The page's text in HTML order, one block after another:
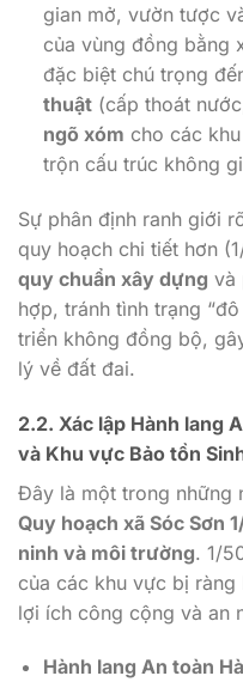
gian mở, vườn tược
của vùng đồng bằng
đặc biệt chú trọng
thuật(cấp thoát
ngõ xóm cho các
trộn cấu trúc không
Sự phân định ranh giới
quy hoạch chi tiết hơn
quy chuẩn xây dựng và
hợp, tránh tình trạng
triển không đồng bộ,
lý về đất đai.
2.2. Xác lập Hành lang
và Khu vực Bảo tồn
Đây là một trong những
Quy hoạch xã Sóc Sơn
ninh và môi trường. 1/
của các khu vực bị
lợi ích công cộng và an
Hành lang An toàn